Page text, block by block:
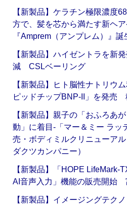
【新製品】ケラチン極限濃度
方で、髪を芯から満たす新ヘ
『Amprem（アンプレム）』
【新製品】ハイゼントラを新
減 CSLベーリング
【新製品】ヒト脳性ナトリウ
ピッドチップBNP-II」を発売
【新製品】親子の「おふろあ
動」に着目‐「マー＆ミー ラッ
売・ボディミルクリニューア
ダクツカンパニー）
【新製品】「HOPE LifeMark-
AI音声入力」機能の販売開始
【新製品】イメージングテク